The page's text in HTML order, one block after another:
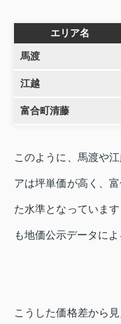
エリア名
馬渡
江越
富合町清藤
このように、馬渡や
アは坪単価が高く、
た水準となっていま
も地価公示データによ
こうした価格差から